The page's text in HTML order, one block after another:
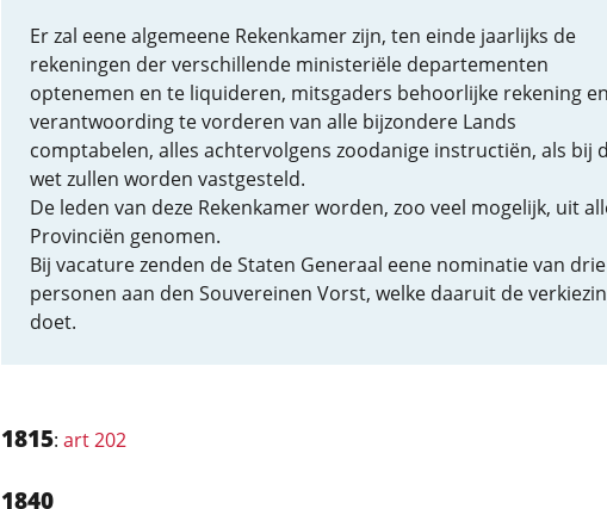
Er zal eene algemeene Rekenkamer zijn, ten einde jaarlijks de
rekeningen der verschillende ministeriële departementen
optenemen en te liquideren, mitsgaders behoorlijke rekening
verantwoording te vorderen van alle bijzondere Lands
comptabelen, alles achtervolgens zoodanige instructiën, als bij
wet zullen worden vastgesteld.
De leden van deze Rekenkamer worden, zoo veel mogelijk, uit
Provinciën genomen.
Bij vacature zenden de Staten Generaal eene nominatie van drie
personen aan den Souvereinen Vorst, welke daaruit de
doet.
1815: art 202
1840